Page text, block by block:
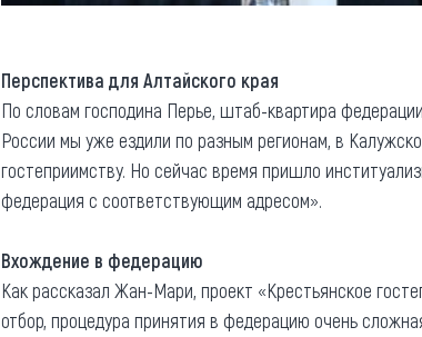
Перспектива для Алтайского края
По словам господина Перье, штаб-квартира
России мы уже ездили по разным регионам, в
гостеприимству. Но сейчас время пришло
федерация с соответствующим адресом».
Вхождение в федерацию
Как рассказал Жан-Мари, проект «Крестьянское
отбор, процедура принятия в федерацию очень